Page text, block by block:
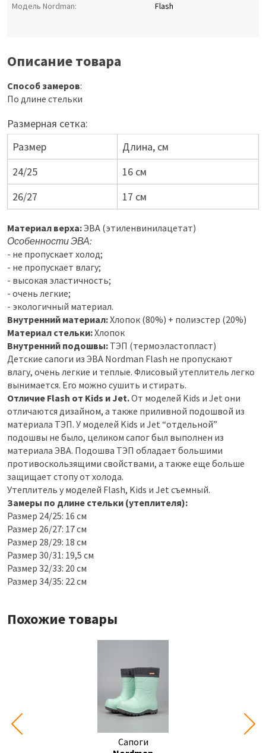
Модель Nordman:
Flash
Описание товара
Способ замеров:
По длине стельки
Размерная сетка:
Размер
Длина, см
24/25
16 см
26/27
17 см
Материал верха:ЭВА (этиленвинилацетат)
Особенности ЭВА:
- не пропускает холод;
- не пропускает влагу;
- высокая эластичность;
- очень легкие;
- экологичный материал.
Внутренний материал:Хлопок (80%) + полиэстер (20%)
Материал стельки:Хлопок
Внутренний подошвы: ТЭП (термоэластопласт)
Детские сапоги из ЭВА Nordman Flash не пропускают
влагу, очень легкие и теплые. Флисовый утеплитель легко
вынимается. Его можно сушить и стирать.
Отличие Flash от Kids и Jet.От моделей Kids и Jet они
отличаются дизайном, а также приливной подошвой из
материала ТЭП. У моделей Kids и Jet “отдельной”
подошвы не было, целиком сапог был выполнен из
материала ЭВА. Подошва ТЭП обладает большими
противоскользящими свойствами, а также еще больше
защищает стопу от холода.
Утеплитель у моделей Flash, Kids и Jet съемный.
Замеры по длине стельки (утеплителя):
Размер 24/25: 16 см
Размер 26/27: 17 см
Размер 28/29: 18 см
Размер 30/31: 19,5 см
Размер 32/33: 20 см
Размер 34/35: 22 см
Похожие товары
Сапоги